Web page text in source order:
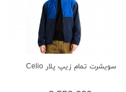
سویشرت تمام زیپ پلار Celio